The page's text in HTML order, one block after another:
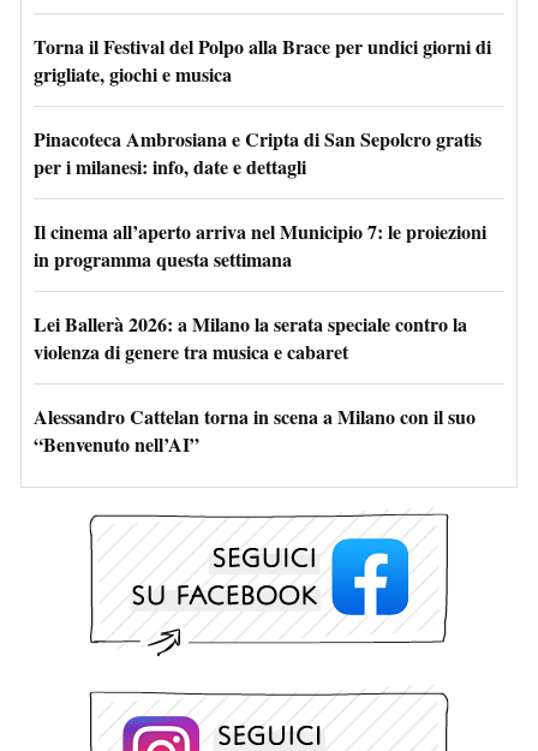
Torna il Festival del Polpo alla Brace per undici giorni di
grigliate, giochi e musica
Pinacoteca Ambrosiana e Cripta di San Sepolcro gratis
per i milanesi: info, date e dettagli
Il cinema all’aperto arriva nel Municipio 7: le proiezioni
in programma questa settimana
Lei Ballerà 2026: a Milano la serata speciale contro la
violenza di genere tra musica e cabaret
Alessandro Cattelan torna in scena a Milano con il suo
“Benvenuto nell’AI”